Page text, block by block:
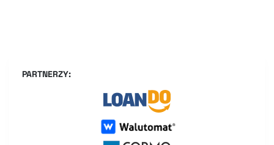
PARTNERZY: